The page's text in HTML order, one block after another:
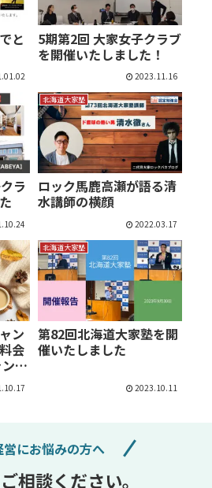
と
5期第2回 大家女子クラブ
を開催いたしました！
2023.11.16
ラ
北海道大家塾
ロック馬鹿高瀬が語る清
水講師の横顔
2022.03.17
ン
会
北海道大家塾
第82回北海道大家塾を開
催いたしました
2023.10.11
営にお悩みの方へ
相談ください。